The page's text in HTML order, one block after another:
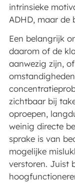
intrinsieke
ADHD, maar de
Een belangrijk
daarom of de
aanwezig zijn,
zichtbaar bij
oproepen,
weinig directe
sprake is van
mogelijke
verstoren. Juist